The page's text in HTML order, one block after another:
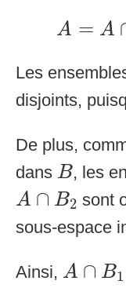
A = AA
Les
disjoints,
De plus,
dans B
B , les
A ∩ B2
A ∩B 2
sont
sous-espace
Ainsi, A ∩ B1
A ∩B 1